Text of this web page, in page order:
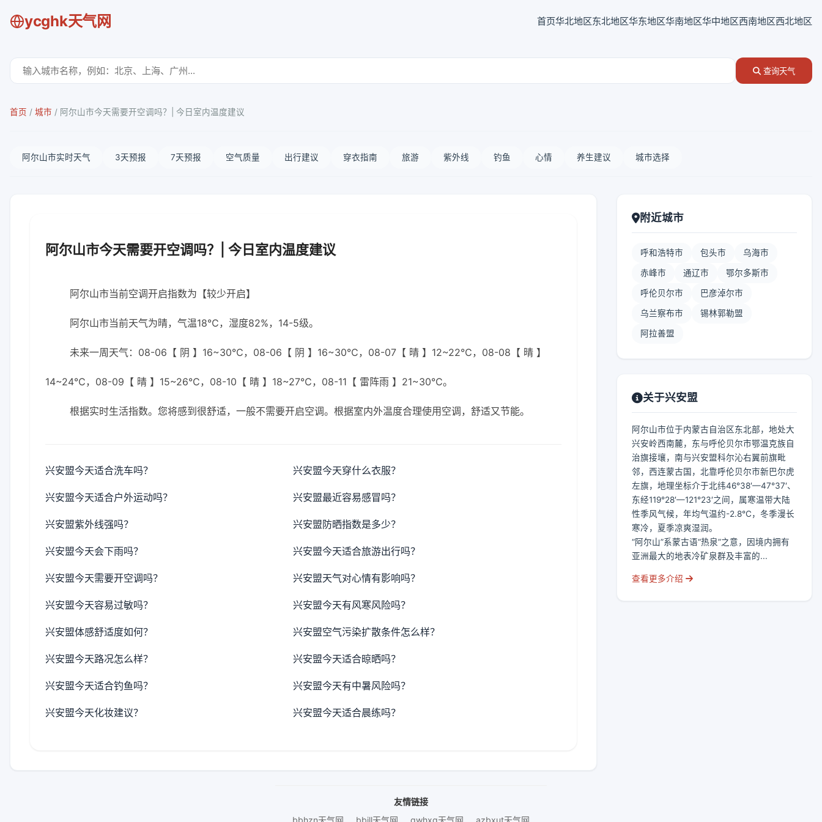
ycghk天气网 首页华北地区东北地区华东地区华南地区华中地区西南地区西北地区
查询天气
首页 / 城市 / 阿尔山市今天需要开空调吗？| 今日室内温度建议
阿尔山市实时天气 3天预报 7天预报 空气质量 出行建议 穿衣指南 旅游 紫外线 钓鱼 心情 养生建议 城市选择
阿尔山市今天需要开空调吗？| 今日室内温度建议
阿尔山市当前空调开启指数为【较少开启】
阿尔山市当前天气为晴，气温18℃，湿度82%，14-5级。
未来一周天气：08-06【 阴 】16~30℃，08-06【 阴 】16~30℃，08-07【 晴 】12~22℃，08-08【 晴 】
14~24℃，08-09【 晴 】15~26℃，08-10【 晴 】18~27℃，08-11【 雷阵雨 】21~30℃。
根据实时生活指数。您将感到很舒适，一般不需要开启空调。根据室内外温度合理使用空调，舒适又节能。
兴安盟今天适合洗车吗？ 兴安盟今天穿什么衣服？
兴安盟今天适合户外运动吗？ 兴安盟最近容易感冒吗？
兴安盟紫外线强吗？ 兴安盟防晒指数是多少？
兴安盟今天会下雨吗？ 兴安盟今天适合旅游出行吗？
兴安盟今天需要开空调吗？ 兴安盟天气对心情有影响吗？
兴安盟今天容易过敏吗？ 兴安盟今天有风寒风险吗？
兴安盟体感舒适度如何？ 兴安盟空气污染扩散条件怎么样？
兴安盟今天路况怎么样？ 兴安盟今天适合晾晒吗？
兴安盟今天适合钓鱼吗？ 兴安盟今天有中暑风险吗？
兴安盟今天化妆建议？ 兴安盟今天适合晨练吗？
附近城市
呼和浩特市 包头市 乌海市
赤峰市 通辽市 鄂尔多斯市
呼伦贝尔市 巴彦淖尔市
乌兰察布市 锡林郭勒盟
阿拉善盟
关于兴安盟
阿尔山市位于内蒙古自治区东北部，地处大
兴安岭西南麓，东与呼伦贝尔市鄂温克族自
治旗接壤，南与兴安盟科尔沁右翼前旗毗
邻，西连蒙古国，北靠呼伦贝尔市新巴尔虎
左旗，地理坐标介于北纬46°38′—47°37′、
东经119°28′—121°23′之间，属寒温带大陆
性季风气候，年均气温约-2.8℃，冬季漫长
寒冷，夏季凉爽湿润。
“阿尔山”系蒙古语“热泉”之意，因境内拥有
亚洲最大的地表冷矿泉群及丰富的...
查看更多介绍
友情链接
bbhzn天气网
bbjll天气网 qwhxq天气网 azbxut天气网